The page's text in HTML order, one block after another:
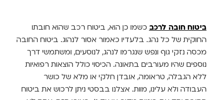
ביטוח חובה לרכבכשמו כן הוא, ביטוח רכב שהוא חובתו
החוקית של כל נהג. בלעדיו כאמור אסור לנהוג. ביטוח החובה
מכסה נזקי גוף ונפש שנגרמו לנהג, לנוסעים, ומשתמשי דרך
נוספים שהיו מעורבים בתאונה. הכיסוי כולל הוצאות רפואיות
ללא הגבלה, טראומה, אובדן חלקי או מלא של כושר
העבודה ולא עלינו, מוות. אצלנו בבסטי ניתן לרכוש את ביטוח